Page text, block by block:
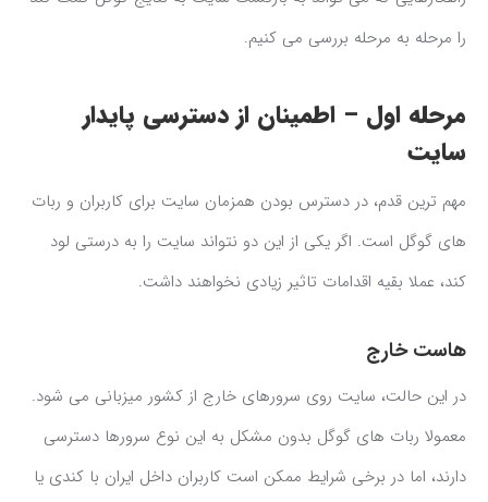
را مرحله به مرحله بررسی می کنیم.
مرحله اول – اطمینان از دسترسی پایدار
سایت
مهم ترین قدم، در دسترس بودن همزمان سایت برای کاربران و ربات
های گوگل است. اگر یکی از این دو نتواند سایت را به درستی لود
کند، عملا بقیه اقدامات تاثیر زیادی نخواهند داشت.
هاست خارج
در این حالت، سایت روی سرورهای خارج از کشور میزبانی می شود.
معمولا ربات های گوگل بدون مشکل به این نوع سرورها دسترسی
دارند، اما در برخی شرایط ممکن است کاربران داخل ایران با کندی یا